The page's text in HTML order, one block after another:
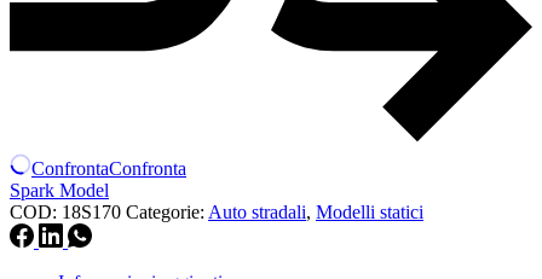
ConfrontaConfronta
Spark Model
COD: 18S170 Categorie: Auto stradali, Modelli statici